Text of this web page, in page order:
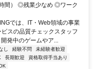
間） ◎残業少なめ ◎ワーク
では、IT・Web領域の事業
スの品質チェックスタッフ
発中のゲームやア...
し 経験不問
未経験者歓迎
長期歓迎
資格取得手当あり